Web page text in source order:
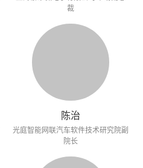
裁
陈治
光庭智能网联汽车软件技术研究院副
院长